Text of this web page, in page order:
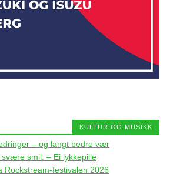
KULTUR OG MUSIKK
– og langt bedre vær
smil: – Ei lykkepille
Rockstream-festivalen 2026